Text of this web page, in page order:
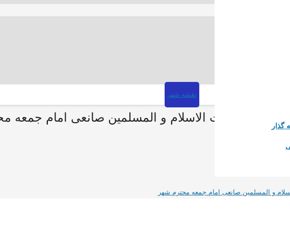
گذار
نقشه شهر
به امامت حجت الاسلام و المسلمین صانعی امام جمعه
و المسلمین صانعی امام جمعه محترم شهر